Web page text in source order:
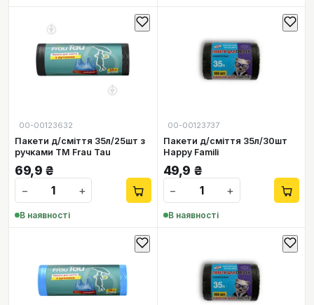
00-00123632
Пакети д/сміття 35л/25шт з
ручками TM Frau Tau
69,9 ₴
−
+
В наявності
00-00123737
Пакети д/сміття 35л/30шт
Happy Famili
49,9 ₴
−
+
В наявності